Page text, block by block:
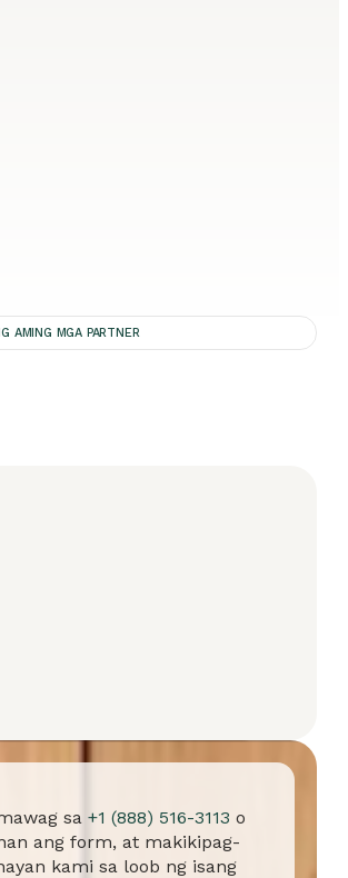
AMING MGA PARTNER
sa +1 (888) 516-3113 o
ang form, at makikipag-
kami sa loob ng isang